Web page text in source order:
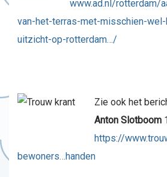
www.ad.nl/rotterdam/
van-het-terras-met-misschien-
uitzicht-op-rotterdam…/
Zie ook het
Anton Slotboom
https://
bewoners…handen